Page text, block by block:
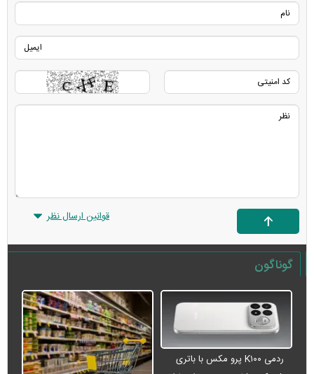
قوانین ارسال نظر
گوناگون
ردمی K۱۰۰ پرو مکس با باتری